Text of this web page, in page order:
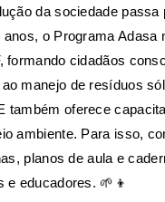
da sociedade
anos, o Programa
formando cidadãos
manejo de resíduos
também oferece
ambiente. Para isso,
planos de aula e
e educadores. 🌱👦